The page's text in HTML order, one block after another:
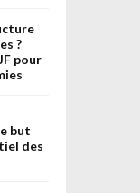
?
pour
but
des